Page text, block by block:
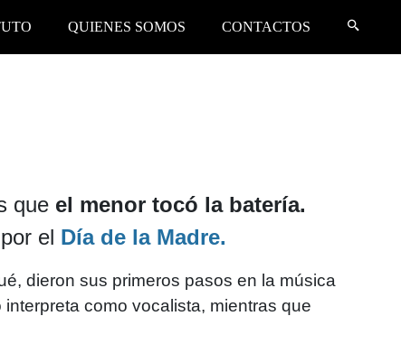
QUIENES SOMOS CONTACTOS
que el menor tocó la batería.
el Día de la Madre.
dieron sus primeros pasos en la música
como vocalista, mientras que